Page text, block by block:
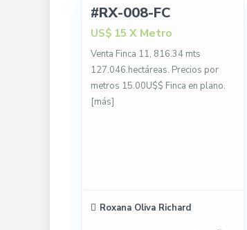
#RX-008-FC
US$ 15 X Metro
Venta Finca 11, 816.34 mts
127.046.hectáreas. Precios por
metros 15.00U$$ Finca en plano.
[más]
Roxana Oliva Richard